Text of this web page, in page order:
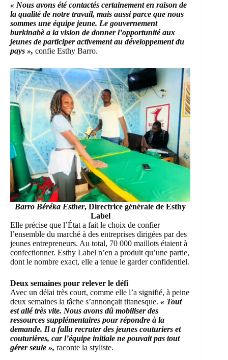
« Nous avons été contactés certainement en raison de
la qualité de notre travail, mais aussi parce que nous
sommes une équipe jeune. Le gouvernement
burkinabè a la vision de donner l’opportunité aux
jeunes de participer activement au développement du
pays », confie Esthy Barro.
Barro Béréka Esther, Directrice générale de Esthy
Label
Elle précise que l’État a fait le choix de confier
l’ensemble du marché à des entreprises dirigées par des
jeunes entrepreneurs. Au total, 70 000 maillots étaient à
confectionner. Esthy Label n’en a produit qu’une partie,
dont le nombre exact, elle a tenue le garder confidentiel.
Deux semaines pour relever le défi
Avec un délai très court, comme elle l’a signifié, à peine
deux semaines la tâche s’annonçait titanesque. « Tout
est allé très vite. Nous avons dû mobiliser des
ressources supplémentaires pour répondre à la
demande. Il a fallu recruter des jeunes couturiers et
couturières, car l’équipe initiale ne pouvait pas tout
gérer seule », raconte la styliste.